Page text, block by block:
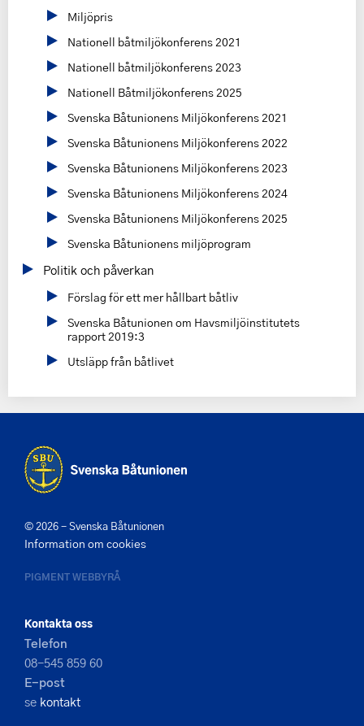
Miljöpris
Nationell båtmiljökonferens 2021
Nationell båtmiljökonferens 2023
Nationell Båtmiljökonferens 2025
Svenska Båtunionens Miljökonferens 2021
Svenska Båtunionens Miljökonferens 2022
Svenska Båtunionens Miljökonferens 2023
Svenska Båtunionens Miljökonferens 2024
Svenska Båtunionens Miljökonferens 2025
Svenska Båtunionens miljöprogram
Politik och påverkan
Förslag för ett mer hållbart båtliv
Svenska Båtunionen om Havsmiljöinstitutets
rapport 2019:3
Utsläpp från båtlivet
© 2026 - Svenska Båtunionen
Information om cookies
PIGMENT WEBBYRÅ
Kontakta oss
Telefon
08-545 859 60
E-post
se kontakt